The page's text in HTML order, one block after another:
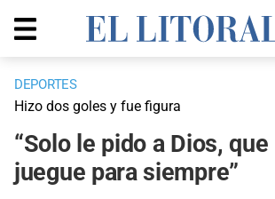
DEPORTES
Hizo dos goles y fue figura
“Solo le pido a Dios,
juegue para siempre”